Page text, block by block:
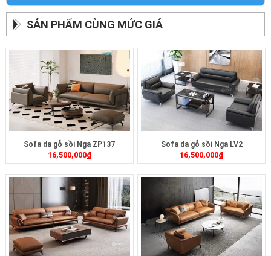
SẢN PHẨM CÙNG MỨC GIÁ
Sofa da gỗ sồi Nga ZP137
16,500,000₫
Sofa da gỗ sồi Nga LV2
16,500,000₫